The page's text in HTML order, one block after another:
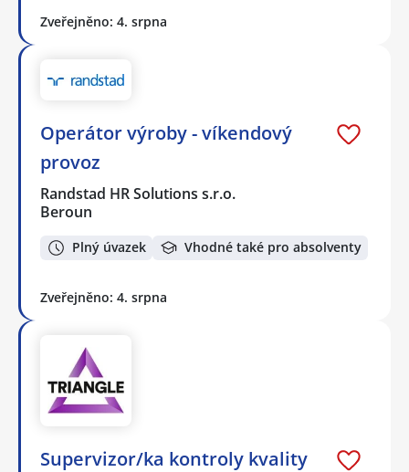
Zveřejněno: 4. srpna
Operátor výroby - víkendový
provoz
Randstad HR Solutions s.r.o.
Beroun
Plný úvazek Vhodné také pro absolventy
Zveřejněno: 4. srpna
Supervizor/ka kontroly kvality